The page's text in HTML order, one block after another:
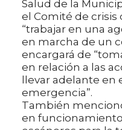
Salud de la
el Comité de crisis
“trabajar en una
en marcha de un
encargará de
en relación a las
llevar adelante en
emergencia”.
También
en